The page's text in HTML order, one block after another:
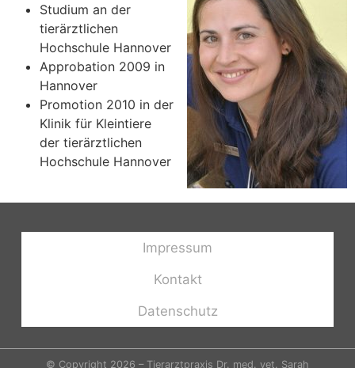
Studium an der
tierärztlichen
Hochschule Hannover
Approbation 2009 in
Hannover
Promotion 2010 in der
Klinik für Kleintiere
der tierärztlichen
Hochschule Hannover
Impressum
Kontakt
Datenschutz
© Copyright 2026 – Tierarztpraxis Dr. med. vet. Sarah